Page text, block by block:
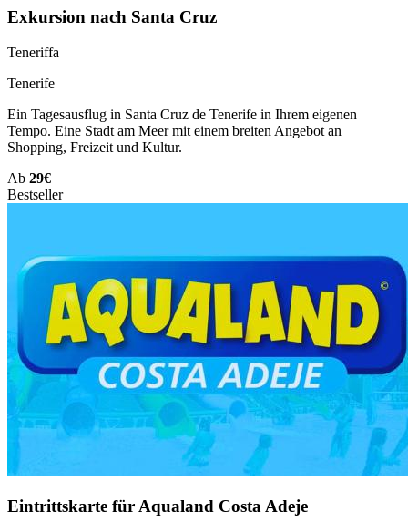
Exkursion nach Santa Cruz
Teneriffa
Tenerife
Ein Tagesausflug in Santa Cruz de Tenerife in Ihrem eigenen
Tempo. Eine Stadt am Meer mit einem breiten Angebot an
Shopping, Freizeit und Kultur.
Ab 29€
Bestseller
Eintrittskarte für Aqualand Costa Adeje